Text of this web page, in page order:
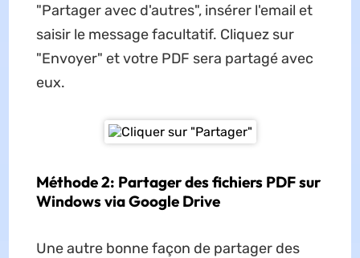
"Partager avec d'autres", insérer l'email et
saisir le message facultatif. Cliquez sur
"Envoyer" et votre PDF sera partagé avec
eux.
Méthode 2: Partager des fichiers PDF sur
Windows via Google Drive
Une autre bonne façon de partager des